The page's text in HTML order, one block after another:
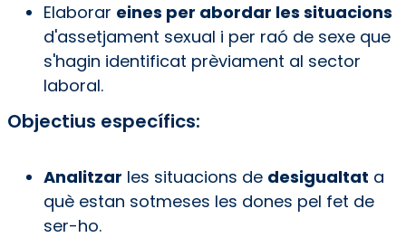
Elaborar eines per abordar les situacions
d'assetjament sexual i per raó de sexe que
s'hagin identificat prèviament al sector
laboral.
Objectius específics:
Analitzar les situacions de desigualtat a
què estan sotmeses les dones pel fet de
ser-ho.